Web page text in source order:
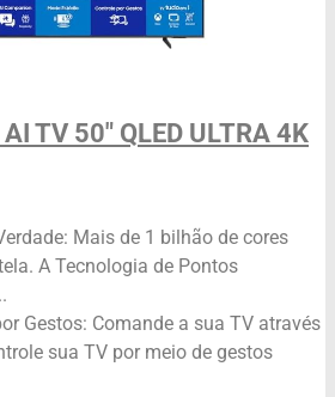
TV 50" QLED ULTRA 4K
Mais de 1 bilhão de cores
A Tecnologia de Pontos
Gestos: Comande a sua TV através
sua TV por meio de gestos